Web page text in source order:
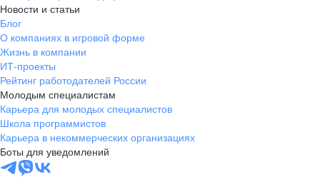
Новости и статьи
Блог
О компаниях в игровой форме
Жизнь в компании
ИТ-проекты
Рейтинг работодателей России
Молодым специалистам
Карьера для молодых специалистов
Школа программистов
Карьера в некоммерческих организациях
Боты для уведомлений